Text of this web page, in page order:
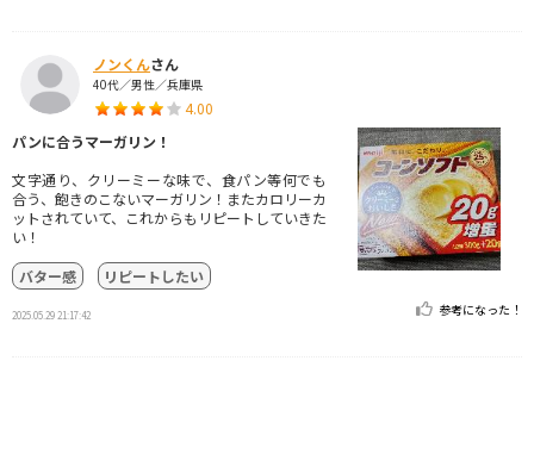
ノンくんさん
40代／男性／兵庫県
4.00
パンに合うマーガリン！
文字通り、クリーミーな味で、食パン等何でも
合う、飽きのこないマーガリン！またカロリーカ
ットされていて、これからもリピートしていきた
い！
バター感
リピートしたい
2025.05.29 21:17:42 参考になった！